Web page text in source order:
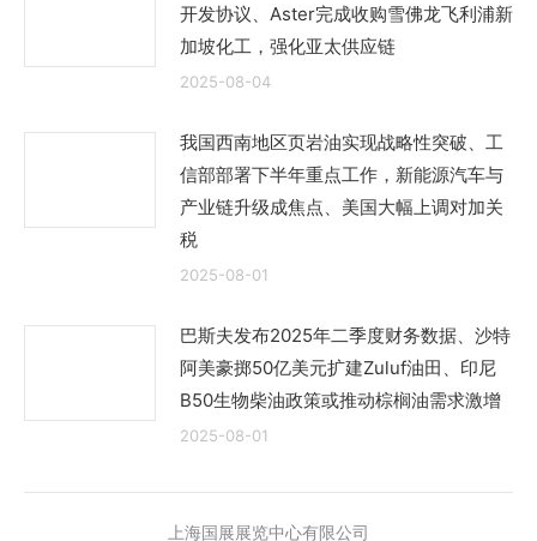
开发协议、Aster完成收购雪佛龙飞利浦新
加坡化工，强化亚太供应链
2025-08-04
我国西南地区页岩油实现战略性突破、工
信部部署下半年重点工作，新能源汽车与
产业链升级成焦点、美国大幅上调对加关
税
2025-08-01
巴斯夫发布2025年二季度财务数据、沙特
阿美豪掷50亿美元扩建Zuluf油田、印尼
B50生物柴油政策或推动棕榈油需求激增
2025-08-01
上海国展展览中心有限公司